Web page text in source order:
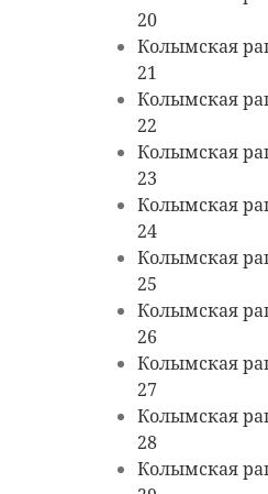
20
Колымская
21
Колымская
22
Колымская
23
Колымская
24
Колымская
25
Колымская
26
Колымская
27
Колымская
28
Колымская